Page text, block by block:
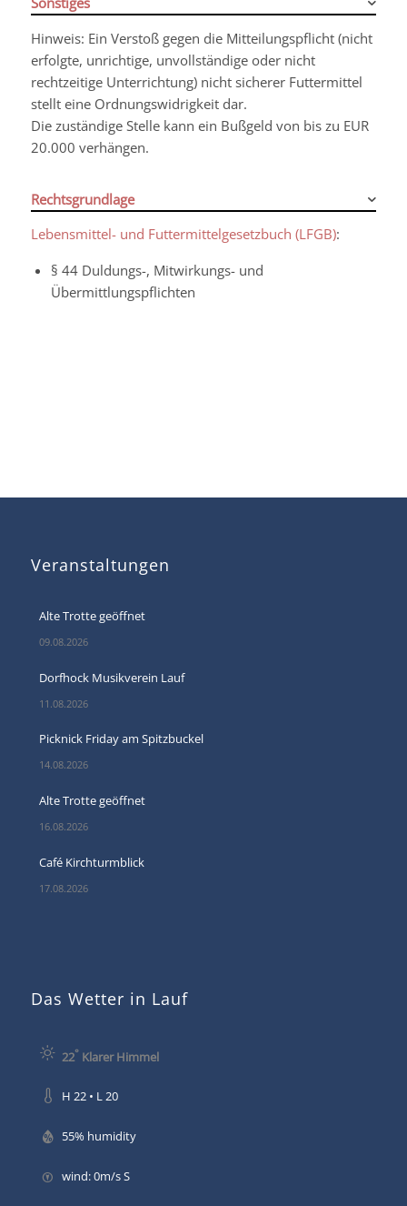
Hinweis: Ein Verstoß gegen die Mitteilungspflicht (nicht
erfolgte, unrichtige, unvollständige oder nicht
rechtzeitige Unterrichtung) nicht sicherer Futtermittel
stellt eine Ordnungswidrigkeit dar.
Die zuständige Stelle kann ein Bußgeld von bis zu EUR
20.000 verhängen.
Rechtsgrundlage
Lebensmittel- und Futtermittelgesetzbuch (LFGB):
§ 44 Duldungs-, Mitwirkungs- und
Übermittlungspflichten
Veranstaltungen
Alte Trotte geöffnet
09.08.2026
Dorfhock Musikverein Lauf
11.08.2026
Picknick Friday am Spitzbuckel
14.08.2026
Alte Trotte geöffnet
16.08.2026
Café Kirchturmblick
17.08.2026
Das Wetter in Lauf
22°Klarer Himmel
H 22 • L 20
55% humidity
wind: 0m/s S